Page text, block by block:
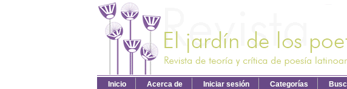
Inicio Acerca de Iniciar sesión Categorías